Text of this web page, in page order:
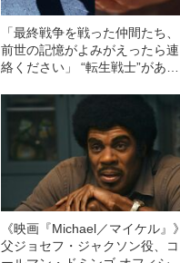
「最終戦争を戦った仲間たち、
前世の記憶がよみがえったら連
絡ください」 “転生戦士”があふ
《映画『Michael／マイケル』》
父ジョセフ・ジャクソン役、コ